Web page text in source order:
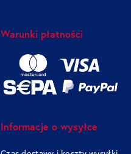
Warunki płatności
Informacje o wysyłce